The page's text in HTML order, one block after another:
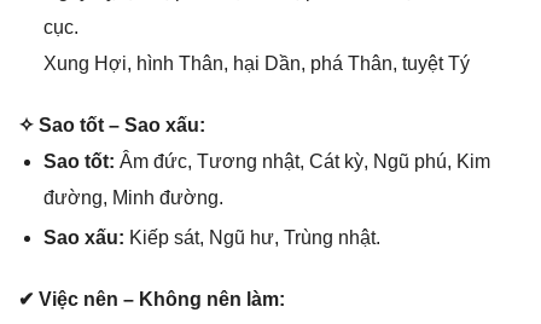
cục.
Xunɡ Hợi, hình Thân, hại Dần, phá Thân, tuyệt Tý
✧ Sao tốt – Sao xấu:
Sao tốt: Âm đức, Tươnɡ nhật, Cát kỳ, Ngũ phú, Kim
đường, Minh đường.
Sao xấu: Kiếp ѕát, Ngũ hư, Trùnɡ nhật.
✔ Việc nên – Khônɡ nên làm: